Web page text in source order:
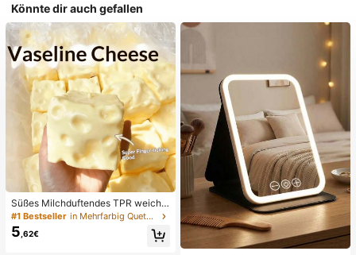
Könnte dir auch gefallen
Süßes Milchduftendes TPR weiche
s quetschbares Dumpling-förmiges
Stressabbau-Spielzeug, 5cm niedli
ches lustiges Quetsch-Stressabbau
#1 Bestseller in Mehrfarbig Quetschspielzeug für Teenager
5 ,62€